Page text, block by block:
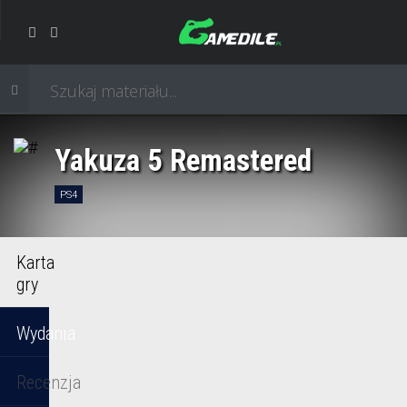
Yakuza 5 Remastered
PS4
Karta
gry
Wydania
Recenzja